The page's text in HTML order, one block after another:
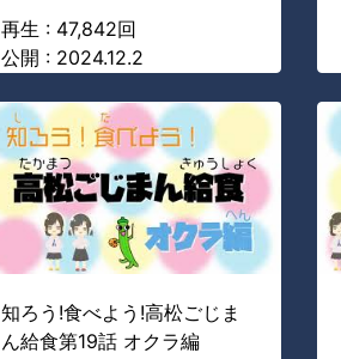
再生 : 47,842回
公開 : 2024.12.2
知ろう!食べよう!高松ごじま
ん給食第19話 オクラ編